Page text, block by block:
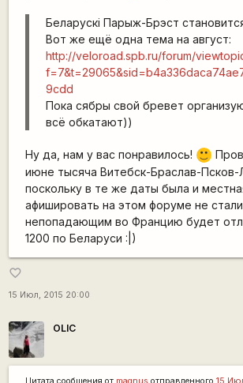
Беларускі Парыж-Брэст
Вот же ещё одна тема на август:
http://veloroad.spb.ru/forum/
9cdd
Пока сябры свой бревет
всё обкатают))
Ну да, нам у вас понравилось! :)
июне тысяча Витебск-Браслав-Псков-
поскольку в те же даты была и
афишировать на этом форуме не
непопадающим во Францию будет
1200 по Беларуси :|)
favorite_border
15 Июл, 2015 20:00
OLIC